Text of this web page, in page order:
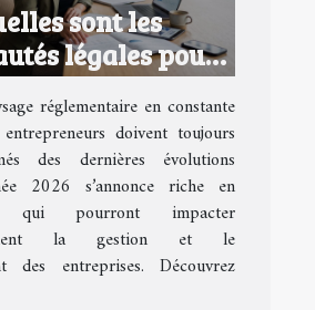
sont les
légales pour
en 2026
?
réglementaire en constante
doivent toujours
des dernières évolutions
2026 s’annonce riche en
qui pourront impacter
la gestion et le
des entreprises. Découvrez